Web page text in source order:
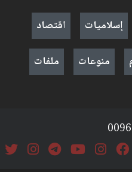
إسلاميات
اقتصاد
منوعات ملفات